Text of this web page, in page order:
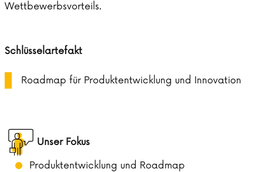
Wettbewerbsvorteils.
Schlüsselartefakt
Roadmap für Produktentwicklung und Innovation
Unser Fokus
Produktentwicklung und Roadmap